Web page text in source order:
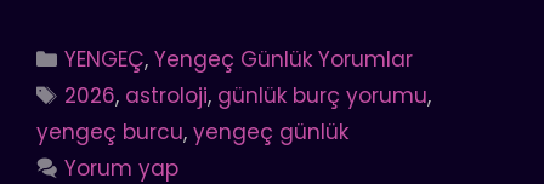
Kategoriler
YENGEÇ,Yengeç Günlük Yorumlar
Etiketler
2026, astroloji, günlük burç yorumu,
yengeç burcu, yengeç günlük
Yorum yap